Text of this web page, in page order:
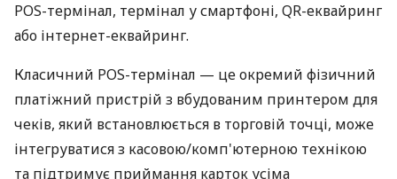
POS-термінал, термінал у смартфоні, QR-еквайринг
або інтернет-еквайринг.
Класичний POS-термінал — це окремий фізичний
платіжний пристрій з вбудованим принтером для
чеків, який встановлюється в торговій точці, може
інтегруватися з касовою/комп'ютерною технікою
та підтримує приймання карток усіма